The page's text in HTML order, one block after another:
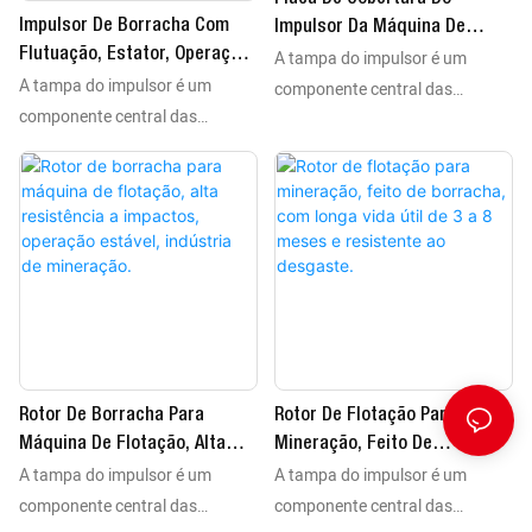
impulsor de poliuretano são
altamente valorizadas na
indústria de flotação. Após
testes de mercado,
demonstraram ser adequadas
para mineração de ouro, cobre,
prata, chumbo-zinco e outros
minerais, sendo amplamente
reconhecidas pelos clientes.
altamente valorizadas na
indústria de flotação. Após
testes de mercado,
para mineração de ouro, cobre,
prata, chumbo-zinco e outros
minerais, sendo amplamente
reconhecidas pelos clientes.
Impulsor De Borracha Com
Flutuação, Estator, Operação
Estável, Baixo Desgaste,
Processamento De Minerais.
A tampa do impulsor é um
componente central das
máquinas de flotação, utilizadas
principalmente no
processamento de minerais
metálicos e não metálicos. Ela
apresenta resistência ao
produção, as tampas de
impulsor de poliuretano são
altamente valorizadas na
indústria de flotação. Após
testes de mercado,
Impulsor Da Máquina De
Flotação De Mineração Em
Borracha, Longa Vida Útil E
A tampa do impulsor é um
componente central das
principalmente no
processamento de minerais
metálicos e não metálicos. Ela
apresenta resistência ao
desgaste, resistência a rasgos e
impulsor de poliuretano são
altamente valorizadas na
indústria de flotação. Após
testes de mercado,
demonstraram ser adequadas
Rotor De Borracha Para
Máquina De Flotação, Alta
Resistência A Impactos,
Operação Estável, Indústria
A tampa do impulsor é um
componente central das
Rotor De Flotação Para
Mineração, Feito De
Borracha, Com Longa Vida Útil
De 3 A 8 Meses E Resistente
A tampa do impulsor é um
componente central das